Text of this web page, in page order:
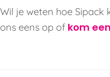
Wil je weten hoe
ons eens op of kom